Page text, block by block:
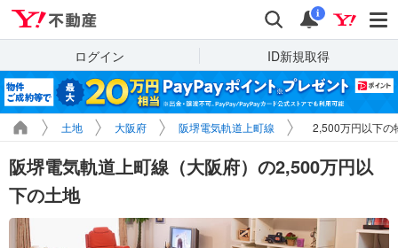
検索 通知
i
ログイン ID新規取得
土地 大阪府 阪堺電気軌道上町線 2,500万円以下の
阪堺電気軌道上町線（大阪府）の2,500万円以
下の土地